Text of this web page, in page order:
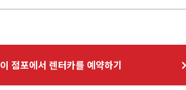
이 점포에서 렌터카를 예약하기